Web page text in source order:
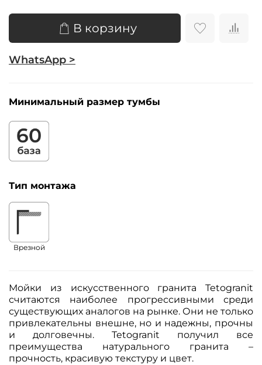
В корзину
WhatsApp >
Минимальный размер тумбы
Тип монтажа
Врезной
Мойки из искусственного гранита Tetogranit
считаются наиболее прогрессивными среди
существующих аналогов на рынке. Они не только
привлекательны внешне, но и надежны, прочны
и долговечны. Tetogranit получил все
преимущества натурального гранита –
прочность, красивую текстуру и цвет.